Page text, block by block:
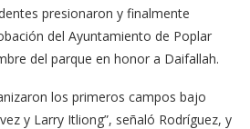
presionaron y finalmente
del Ayuntamiento de Poplar
del parque en honor a Daifallah.
los primeros campos bajo
y Larry Itliong”, señaló Rodríguez, y